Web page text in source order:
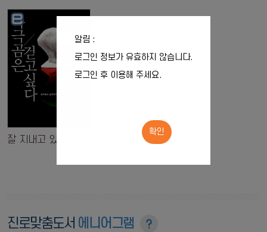
잘 지내고 있다
진로맞춤도서 에니어그램
알림 :
로그인 정보가 유효하지 않습니다.
로그인 후 이용해 주세요.
확인